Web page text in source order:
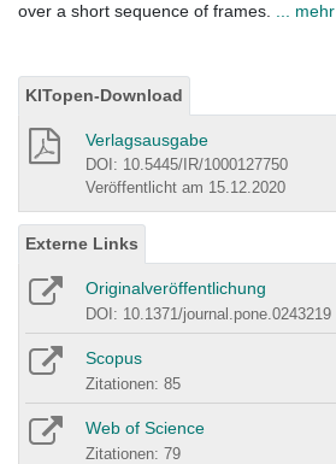
over a short sequence of frames.
... mehr
KITopen-Download
Verlagsausgabe
DOI: 10.5445/IR/1000127750
Veröffentlicht am 15.12.2020
Externe Links
Originalveröffentlichung
DOI: 10.1371/journal.pone.0243219
Scopus
Zitationen: 85
Web of Science
Zitationen: 79